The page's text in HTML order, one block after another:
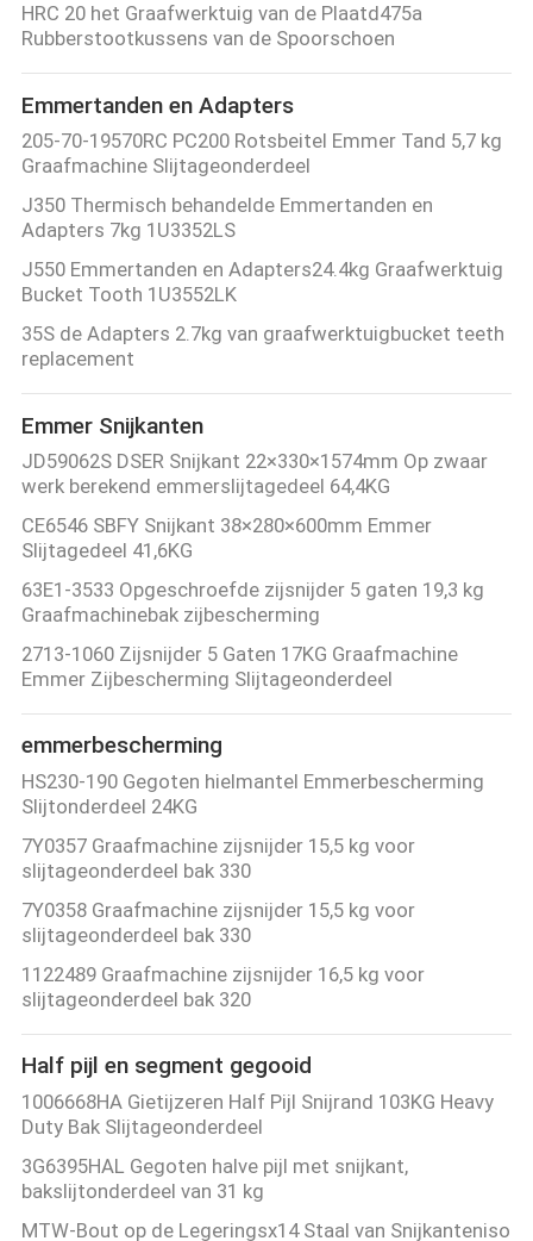
HRC 20 het Graafwerktuig van de Plaatd475a
Rubberstootkussens van de Spoorschoen
Emmertanden en Adapters
205-70-19570RC PC200 Rotsbeitel Emmer Tand 5,7 kg
Graafmachine Slijtageonderdeel
J350 Thermisch behandelde Emmertanden en
Adapters 7kg 1U3352LS
J550 Emmertanden en Adapters24.4kg Graafwerktuig
Bucket Tooth 1U3552LK
35S de Adapters 2.7kg van graafwerktuigbucket teeth
replacement
Emmer Snijkanten
JD59062S DSER Snijkant 22×330×1574mm Op zwaar
werk berekend emmerslijtagedeel 64,4KG
CE6546 SBFY Snijkant 38×280×600mm Emmer
Slijtagedeel 41,6KG
63E1-3533 Opgeschroefde zijsnijder 5 gaten 19,3 kg
Graafmachinebak zijbescherming
2713-1060 Zijsnijder 5 Gaten 17KG Graafmachine
Emmer Zijbescherming Slijtageonderdeel
emmerbescherming
HS230-190 Gegoten hielmantel Emmerbescherming
Slijtonderdeel 24KG
7Y0357 Graafmachine zijsnijder 15,5 kg voor
slijtageonderdeel bak 330
7Y0358 Graafmachine zijsnijder 15,5 kg voor
slijtageonderdeel bak 330
1122489 Graafmachine zijsnijder 16,5 kg voor
slijtageonderdeel bak 320
Half pijl en segment gegooid
1006668HA Gietijzeren Half Pijl Snijrand 103KG Heavy
Duty Bak Slijtageonderdeel
3G6395HAL Gegoten halve pijl met snijkant,
bakslijtonderdeel van 31 kg
MTW-Bout op de Legeringsx14 Staal van Snijkanteniso